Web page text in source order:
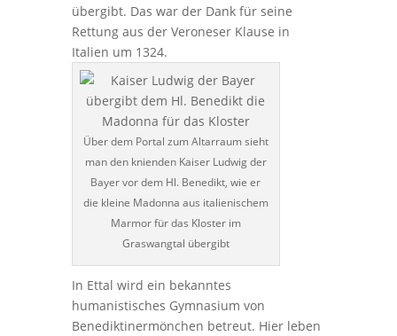
übergibt. Das war der Dank für seine
Rettung aus der Veroneser Klause in
Italien um 1324.
Über dem Portal zum Altarraum sieht
man den knienden Kaiser Ludwig der
Bayer vor dem Hl. Benedikt, wie er
die kleine Madonna aus italienischem
Marmor für das Kloster im
Graswangtal übergibt
In Ettal wird ein bekanntes
humanistisches Gymnasium von
Benediktinermönchen betreut. Hier leben